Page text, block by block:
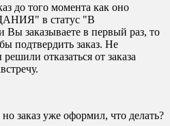
до того момента как оно
в статус "В
заказываете в первый раз, то
подтвердить заказ. Не
отказаться от заказа
заказ уже оформил, что делать?